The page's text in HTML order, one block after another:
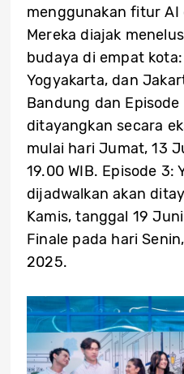
menggunakan fitur AI
Mereka diajak
budaya di empat
Yogyakarta, dan
Bandung dan
ditayangkan secara
mulai hari Jumat, 13
19.00 WIB. Episode 3:
dijadwalkan akan
Kamis, tanggal 19
Finale pada hari
2025.